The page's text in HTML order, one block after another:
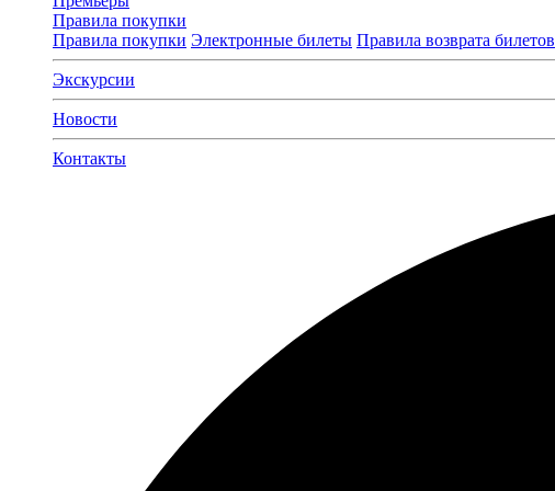
Правила покупки
Правила покупки Электронные билеты Правила возврата билетов
Экскурсии
Новости
Контакты